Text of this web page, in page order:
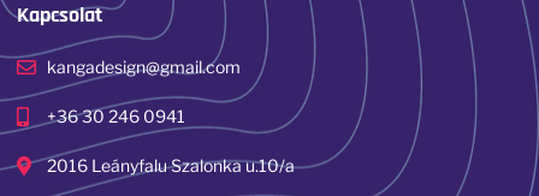
Kapcsolat
kangadesign@gmail.com
+36 30 246 0941
2016 Leányfalu Szalonka u.10/a